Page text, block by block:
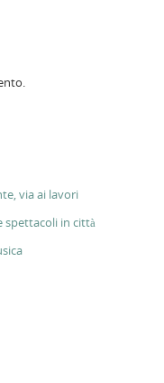
via ai lavori
spettacoli in città